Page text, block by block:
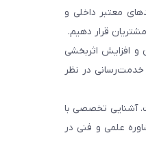
معتبر داخلی و
قرار دهیم.
و افزایش اثربخشی
در نظر
آشنایی تخصصی با
علمی و فنی در